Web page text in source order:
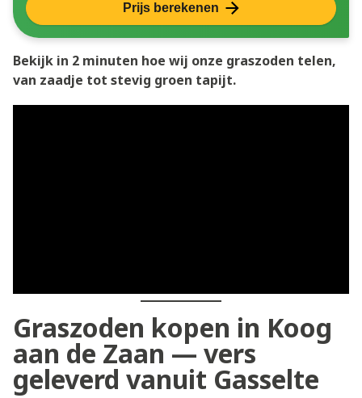
Prijs berekenen
Bekijk in 2 minuten hoe wij onze graszoden telen,
van zaadje tot stevig groen tapijt.
Graszoden kopen in Koog
aan de Zaan — vers
geleverd vanuit Gasselte